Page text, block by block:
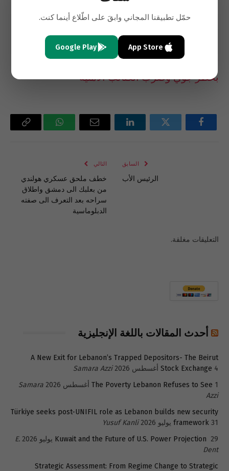
وقال “لا نطيق صبرا على وصول الثوار الى هنا.”
قاعدة صواريخ “غريان” تهدّد طرابلس: لا مخرج إلا
بحظر جوي وضرب الكتائب الأمنية
فيسبوك تويتر لينكدإن
البريد
واتساب Copy
السابق
الرئيس الأب
التالي
خطف ملحق عسكري هولندي
من بعلبك الى دمشق واطلاق
سراحه بعد التعرف الى صفته
الدبلوماسية
التعليقات مغلقة.
أحدث المقالات باللغة الإنجليزية
A New Exit for Lebanon’s Trapped Depositors- The Beirut
Stock Exchange 4 أغسطس 2026
Samara Azzi
The Poverty Lebanon Refuses to See 1 أغسطس 2026
Samara
Azzi
Türkiye seeks post-UNIFIL role as Lebanon builds new security
framework 31 يوليو 2026
Yusuf Kanli
Kuwait and the Future of U.S. Power Projection 29 يوليو 2026
E.
Dent
Strategic Assessment: From Regime Change to Strategic
حمّل تطبيقنا المجاني وابقَ على اطّلاع أينما كنت.
App Store
Google Play